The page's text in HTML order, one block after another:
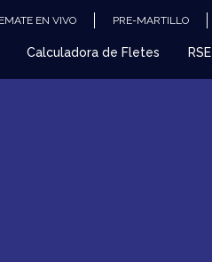
EN VIVO PRE-MARTILLO
Calculadora de Fletes RSE